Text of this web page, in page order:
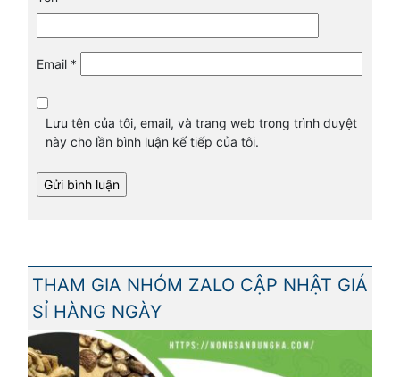
Email *
Lưu tên của tôi, email, và trang web trong trình duyệt
này cho lần bình luận kế tiếp của tôi.
THAM GIA NHÓM ZALO CẬP NHẬT GIÁ
SỈ HÀNG NGÀY